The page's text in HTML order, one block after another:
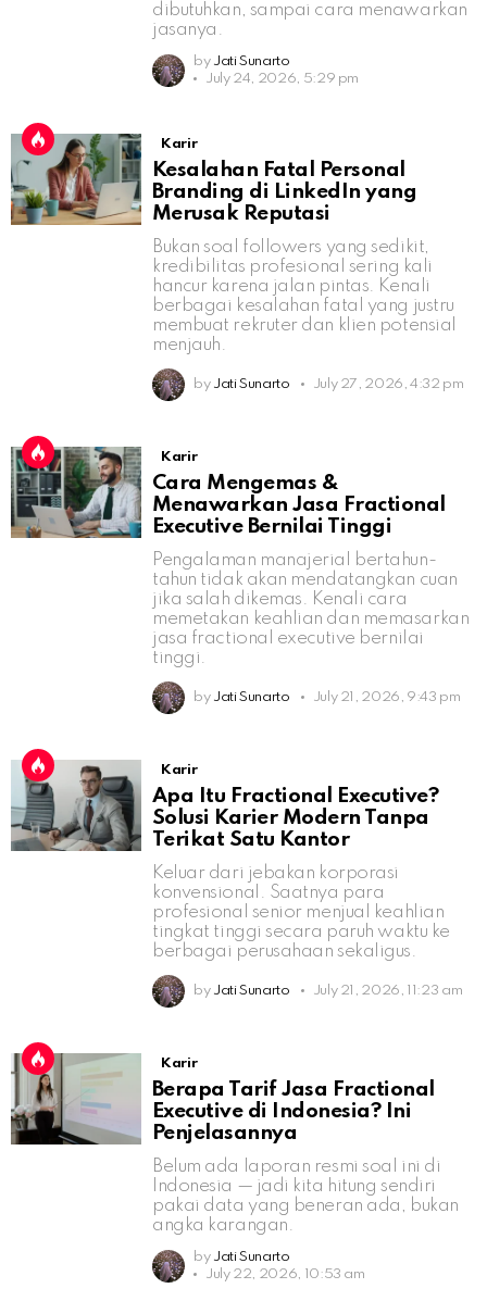
dibutuhkan, sampai cara menawarkan
jasanya.
by Jati Sunarto
July 24, 2026, 5:29 pm
Karir
Kesalahan Fatal Personal
Branding di LinkedIn yang
Merusak Reputasi
Bukan soal followers yang sedikit,
kredibilitas profesional sering kali
hancur karena jalan pintas. Kenali
berbagai kesalahan fatal yang justru
membuat rekruter dan klien potensial
menjauh.
by Jati Sunarto July 27, 2026, 4:32 pm
Karir
Cara Mengemas &
Menawarkan Jasa Fractional
Executive Bernilai Tinggi
Pengalaman manajerial bertahun-
tahun tidak akan mendatangkan cuan
jika salah dikemas. Kenali cara
memetakan keahlian dan memasarkan
jasa fractional executive bernilai
tinggi.
by Jati Sunarto July 21, 2026, 9:43 pm
Karir
Apa Itu Fractional Executive?
Solusi Karier Modern Tanpa
Terikat Satu Kantor
Keluar dari jebakan korporasi
konvensional. Saatnya para
profesional senior menjual keahlian
tingkat tinggi secara paruh waktu ke
berbagai perusahaan sekaligus.
by Jati Sunarto July 21, 2026, 11:23 am
Karir
Berapa Tarif Jasa Fractional
Executive di Indonesia? Ini
Penjelasannya
Belum ada laporan resmi soal ini di
Indonesia — jadi kita hitung sendiri
pakai data yang beneran ada, bukan
angka karangan.
by Jati Sunarto
July 22, 2026, 10:53 am